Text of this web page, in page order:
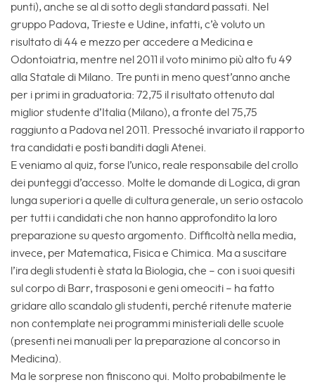
punti), anche se al di sotto degli standard passati. Nel
gruppo Padova, Trieste e Udine, infatti, c’è voluto un
risultato di 44 e mezzo per accedere a Medicina e
Odontoiatria, mentre nel 2011 il voto minimo più alto fu 49
alla Statale di Milano. Tre punti in meno quest’anno anche
per i primi in graduatoria: 72,75 il risultato ottenuto dal
miglior studente d’Italia (Milano), a fronte del 75,75
raggiunto a Padova nel 2011. Pressoché invariato il rapporto
tra candidati e posti banditi dagli Atenei.
E veniamo al quiz, forse l’unico, reale responsabile del crollo
dei punteggi d’accesso. Molte le domande di Logica, di gran
lunga superiori a quelle di cultura generale, un serio ostacolo
per tutti i candidati che non hanno approfondito la loro
preparazione su questo argomento. Difficoltà nella media,
invece, per Matematica, Fisica e Chimica. Ma a suscitare
l’ira degli studenti è stata la Biologia, che – con i suoi quesiti
sul corpo di Barr, trasposoni e geni omeociti – ha fatto
gridare allo scandalo gli studenti, perché ritenute materie
non contemplate nei programmi ministeriali delle scuole
(presenti nei manuali per la preparazione al concorso in
Medicina).
Ma le sorprese non finiscono qui. Molto probabilmente le